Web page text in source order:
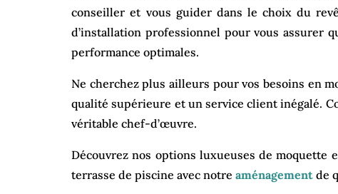
conseiller et vous guider dans le choix du
d’installation professionnel pour vous assurer
performance optimales.
Ne cherchez plus ailleurs pour vos besoins en
qualité supérieure et un service client inégalé.
véritable chef-d’œuvre.
Découvrez nos options luxueuses de moquette
terrasse de piscine avec notreaménagement de